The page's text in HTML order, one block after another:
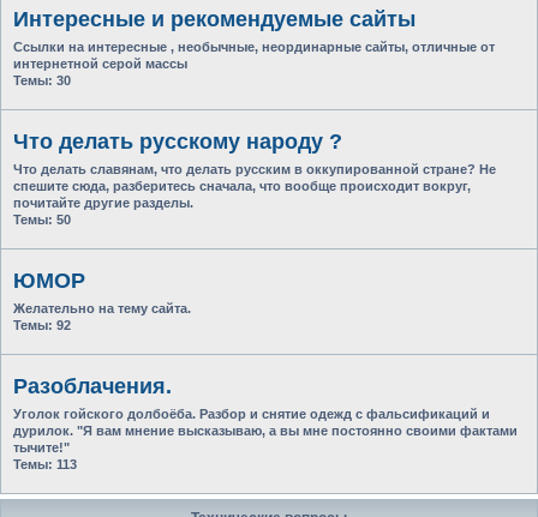
Интересные и рекомендуемые сайты
Ссылки на интересные , необычные, неординарные сайты, отличные от
интернетной серой массы
Темы: 30
Что делать русскому народу ?
Что делать славянам, что делать русским в оккупированной стране? Не
спешите сюда, разберитесь сначала, что вообще происходит вокруг,
почитайте другие разделы.
Темы: 50
ЮМОР
Желательно на тему сайта.
Темы: 92
Разоблачения.
Уголок гойского долбоёба. Разбор и снятие одежд с фальсификаций и
дурилок. "Я вам мнение высказываю, а вы мне постоянно своими фактами
тычите!"
Темы: 113